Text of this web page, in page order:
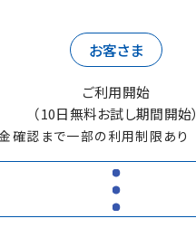
お客さま
ご利用開始
（10日無料お試し期間開始）
確認まで一部の利用制限あり